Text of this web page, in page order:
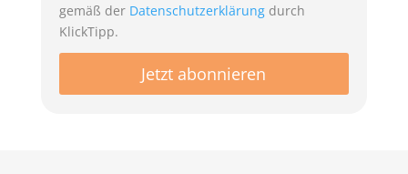
gemäß der Datenschutzerklärungdurch
KlickTipp.